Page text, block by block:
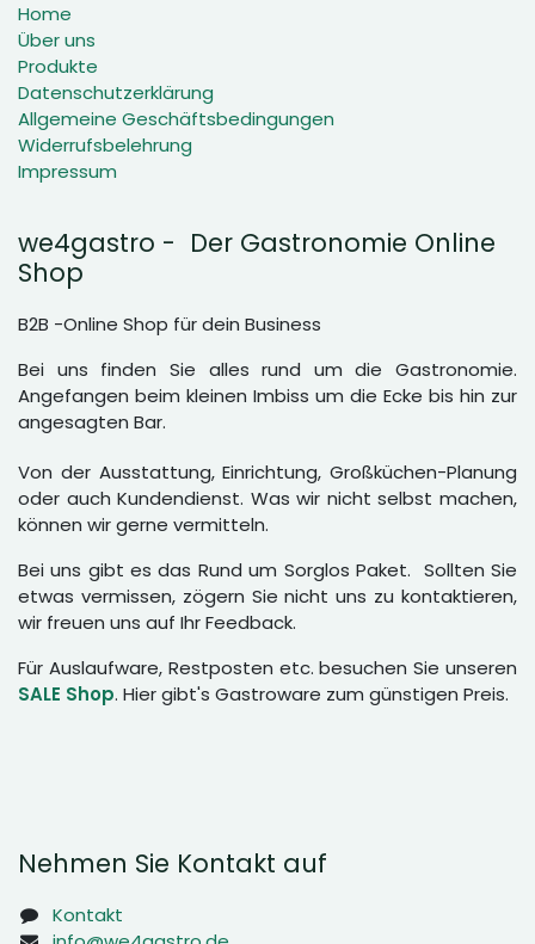
Home
Über uns
Produkte
Datenschutzerklärung
Allgemeine Geschäftsbedingungen
Widerrufsbelehrung
Impressum
we4gastro - Der Gastronomie Online
Shop
B2B -Online Shop für dein Business
Bei uns finden Sie alles rund um die Gastronomie.
Angefangen beim kleinen Imbiss um die Ecke bis hin zur
angesagten Bar.
Von der Ausstattung, Einrichtung, Großküchen-Planung
oder auch Kundendienst. Was wir nicht selbst machen,
können wir gerne vermitteln.
Bei uns gibt es das Rund um Sorglos Paket. Sollten Sie
etwas vermissen, zögern Sie nicht uns zu kontaktieren,
wir freuen uns auf Ihr Feedback.
Für Auslaufware, Restposten etc. besuchen Sie unseren
SALE Shop. Hier gibt's Gastroware zum günstigen Preis.
Nehmen Sie Kontakt auf
Kontakt